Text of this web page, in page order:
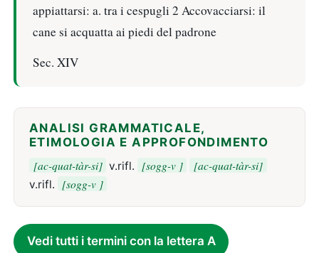
appiattarsi: a. tra i cespugli 2 Accovacciarsi: il
cane si acquatta ai piedi del padrone
Sec. XIV
ANALISI GRAMMATICALE,
ETIMOLOGIA E APPROFONDIMENTO
[ac-quat-tàr-si] v.rifl. [sogg-v ] [ac-quat-tàr-si]
v.rifl. [sogg-v ]
Vedi tutti i termini con la lettera A